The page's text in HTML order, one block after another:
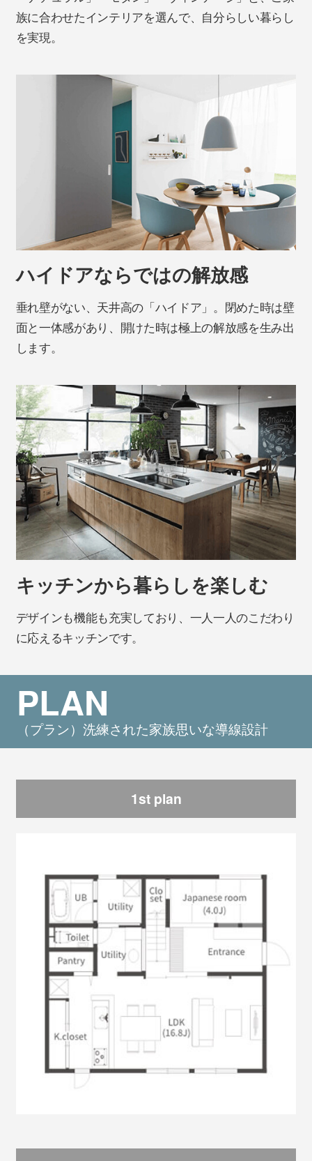
族に合わせたインテリアを選んで、自分らしい暮らし
を実現。
ハイドアならではの解放感
垂れ壁がない、天井高の「ハイドア」。閉めた時は壁
面と一体感があり、開けた時は極上の解放感を生み出
します。
キッチンから暮らしを楽しむ
デザインも機能も充実しており、一人一人のこだわり
に応えるキッチンです。
PLAN
（プラン）洗練された家族思いな導線設計
1st plan